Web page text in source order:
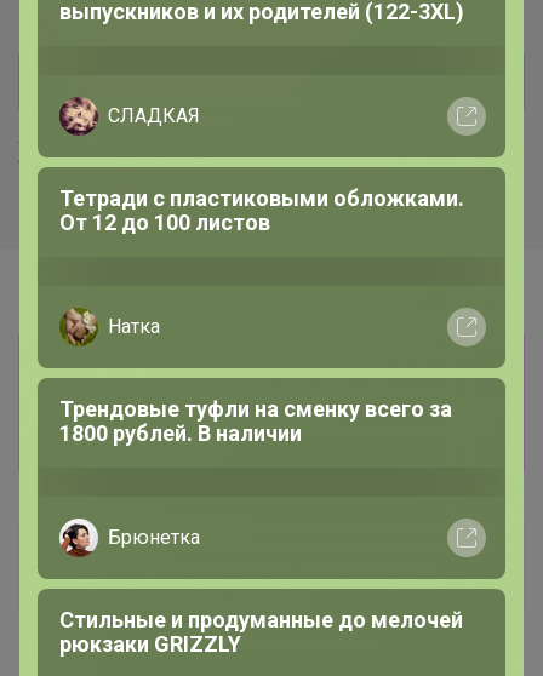
Хиты продаж
Показать
Мила40
Кандидат в магистры
13 декабря, 2025 09:15
выпускников и их родителей (122-3XL)
СЛАДКАЯ
Тетради с пластиковыми обложками.
От 12 до 100 листов
Натка
Трендовые туфли на сменку всего за
1800 рублей. В наличии
Брюнетка
Стильные и продуманные до мелочей
рюкзаки GRIZZLY